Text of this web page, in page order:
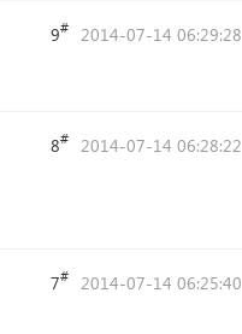
9# 2014-07-14 06:29:28
8# 2014-07-14 06:28:22
7# 2014-07-14 06:25:40